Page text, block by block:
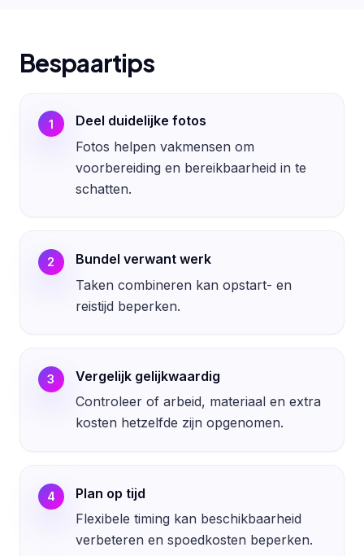
Bespaartips
1
Deel duidelijke fotos
Fotos helpen vakmensen om
voorbereiding en bereikbaarheid in te
schatten.
2
Bundel verwant werk
Taken combineren kan opstart- en
reistijd beperken.
3
Vergelijk gelijkwaardig
Controleer of arbeid, materiaal en extra
kosten hetzelfde zijn opgenomen.
4
Plan op tijd
Flexibele timing kan beschikbaarheid
verbeteren en spoedkosten beperken.